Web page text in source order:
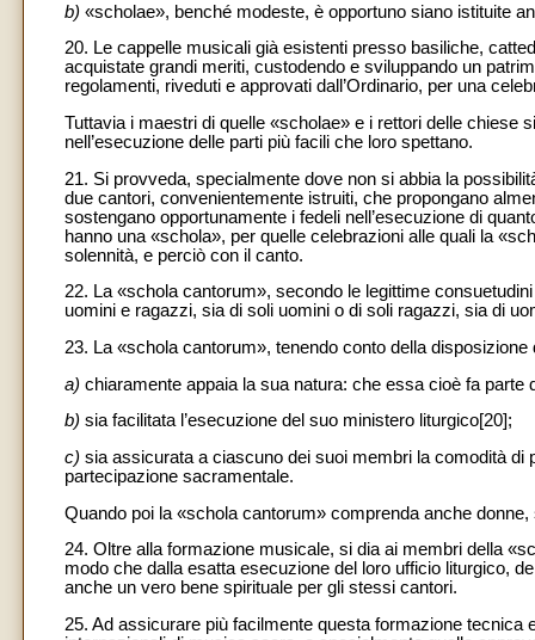
b) «scholae», benché modeste, è opportuno siano istituite
20. Le cappelle musicali già esistenti presso basiliche,
acquistate grandi meriti, custodendo e sviluppando un
regolamenti, riveduti e approvati dall’Ordinario, per una
Tuttavia i maestri di quelle «scholae» e i rettori delle
nell’esecuzione delle parti più facili che loro spettano.
21. Si provveda, specialmente dove non si abbia la
due cantori, convenientemente istruiti, che propongano
sostengano opportunamente i fedeli nell’esecuzione di
hanno una «schola», per quelle celebrazioni alle quali la
solennità, e perciò con il canto.
22. La «schola cantorum», secondo le legittime
uomini e ragazzi, sia di soli uomini o di soli ragazzi, sia di
23. La «schola cantorum», tenendo conto della
a) chiaramente appaia la sua natura: che essa cioè fa parte
b) sia facilitata l’esecuzione del suo ministero liturgico[20];
c) sia assicurata a ciascuno dei suoi membri la comodità
partecipazione sacramentale.
Quando poi la «schola cantorum» comprenda anche
24. Oltre alla formazione musicale, si dia ai membri della
modo che dalla esatta esecuzione del loro ufficio liturgico,
anche un vero bene spirituale per gli stessi cantori.
25. Ad assicurare più facilmente questa formazione